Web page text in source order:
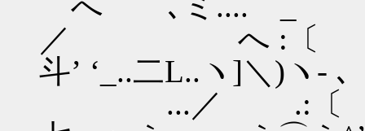
／ へ
斗’ ‘_..二L..ヽ]＼)ヽ- ､
...／ .: